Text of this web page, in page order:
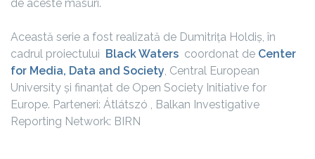
de aceste măsuri.
Această serie a fost realizată de Dumitrița Holdiș, în
cadrul proiectului Black Waters coordonat de Center
for Media, Data and Society , Central European
University și finanțat de Open Society Initiative for
Europe. Parteneri: Átlátszó , Balkan Investigative
Reporting Network: BIRN